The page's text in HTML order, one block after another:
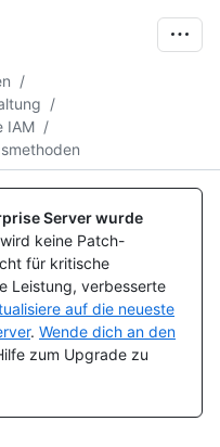
/
/
IAM /
Server wurde
wird keine Patch-
für kritische
Leistung, verbesserte
auf die neueste
. Wende dich an den
zum Upgrade zu